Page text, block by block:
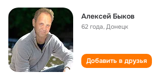
Алексей Быков
62 года,Донецк
Добавить в друзья